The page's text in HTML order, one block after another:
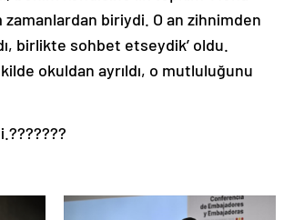
biriydi. O an zihnimden
birlikte sohbet etseydik’ oldu.
okuldan ayrıldı, o mutluluğunu